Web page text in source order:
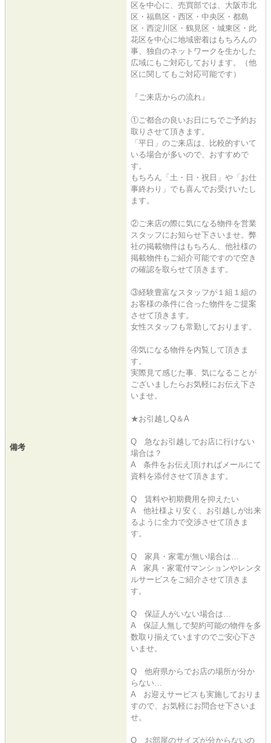
備考
区を中心に、売買部では、大阪市北
区・福島区・西区・中央区・都島
区・西淀川区・鶴見区・城東区・此
花区を中心に地域密着はもちろんの
事、独自のネットワークを生かした
広域にもご対応しております。（他
区に関してもご対応可能です）
『ご来店からの流れ』
①ご都合の良いお日にちでご予約お
取りさせて頂きます。
「平日」のご来店は、比較的すいて
いる場合が多いので、おすすめで
す。
もちろん「土・日・祝日」や「お仕
事終わり」でも喜んでお受けいたし
ます。
②ご来店の際に気になる物件を営業
スタッフにお知らせ下さいませ。弊
社の掲載物件はもちろん、他社様の
掲載物件もご紹介可能ですので空き
の確認を取らせて頂きます。
③経験豊富なスタッフが１組１組の
お客様の条件に合った物件をご提案
させて頂きます。
女性スタッフも常勤しております。
④気になる物件を内覧して頂きま
す。
実際見て感じた事、気になることが
ございましたらお気軽にお伝え下さ
いませ。
★お引越しQ＆A
Q 急なお引越しでお店に行けない
場合は？
A 条件をお伝え頂ければメールにて
資料を添付させて頂きます。
Q 賃料や初期費用を抑えたい
A 他社様より安く、お引越しが出来
るように全力で交渉させて頂きま
す。
Q 家具・家電が無い場合は…
A 家具・家電付マンションやレンタ
ルサービスをご紹介させて頂きま
す。
Q 保証人がいない場合は…
A 保証人無しで契約可能の物件を多
数取り揃えていますのでご安心下さ
いませ。
Q 他府県からでお店の場所が分か
らない…
A お迎えサービスも実施しておりま
すので、お気軽にお問合せ下さいま
せ。
Q お部屋のサイズが分からないの